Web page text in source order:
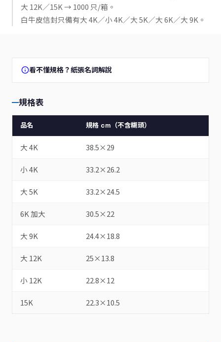
大 12K／15K → 1000 只/箱。
白牛皮信封只備有大 4K／小 4K／大 5K／大 6K／大 9K。
看不懂規格？紙張名詞解說
規格表
品名 規格 cm（不含糊頭）
大 4K 38.5×29
小 4K 33.2×26.2
大 5K 33.2×24.5
6K 加大 30.5×22
大 9K 24.4×18.8
大 12K 25×13.8
小 12K 22.8×12
15K 22.3×10.5